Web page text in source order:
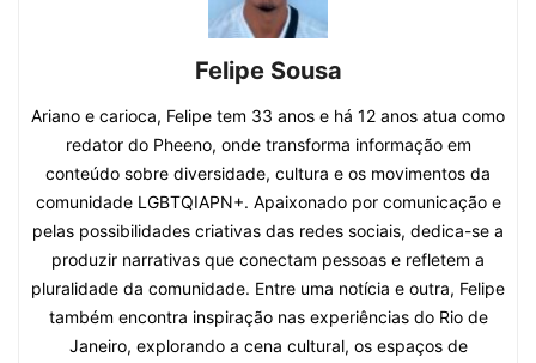
Felipe Sousa
Ariano e carioca, Felipe tem 33 anos e há 12 anos atua como
redator do Pheeno, onde transforma informação em
conteúdo sobre diversidade, cultura e os movimentos da
comunidade LGBTQIAPN+. Apaixonado por comunicação e
pelas possibilidades criativas das redes sociais, dedica-se a
produzir narrativas que conectam pessoas e refletem a
pluralidade da comunidade. Entre uma notícia e outra, Felipe
também encontra inspiração nas experiências do Rio de
Janeiro, explorando a cena cultural, os espaços de